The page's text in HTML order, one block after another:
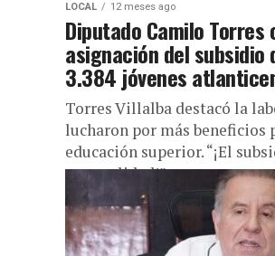
LOCAL 12 meses ago
Diputado Camilo Torres
asignación del
3.384 jóvenes
Torres Villalba destacó la
lucharon por más beneficios
educación superior. “¡El
una realidad!”...